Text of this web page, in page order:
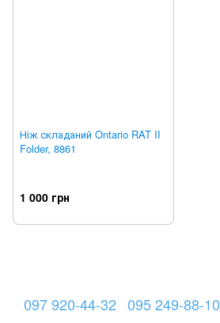
Ніж складаний Ontario RAT II
Folder, 8861
1 000 грн
097 920-44-32 095 249-88-10